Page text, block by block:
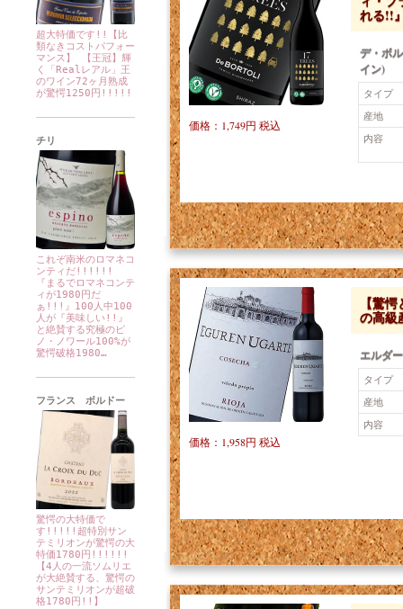
超大特価です!!【比
類なきコストパフォー
マンス】 【王冠】輝
く「Realレアル」王
のワイン72ヶ月熟成
が驚愕1250円!!!!!
チリ
これぞ南米のロマネコ
ンティだ!!!!!!
『まるでロマネコンテ
ィが1980円だ
ぁ!!!』100人中100
人が『美味しい!!』
と絶賛する究極のピ
ノ・ノワール100%が
驚愕破格1980…
フランス ボルドー
驚愕の大特価で
す!!!!!超特別サン
テミリオンが驚愕の大
特価1780円!!!!!!
【4人の一流ソムリエ
が大絶賛する、驚愕の
サンテミリオンが超破
格1780円!!】
れる!!
デ・ボ
イン)
タイプ
産地
内容
価格：1,749円 税込
【驚
の高級
エルダ
タイプ
産地
内容
価格：1,958円 税込